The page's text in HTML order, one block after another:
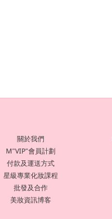
關於我們
M"VIP"會員計劃
付款及運送方式
星級專業化妝課程
批發及合作
美妝資訊博客